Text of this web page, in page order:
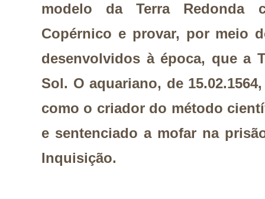
modelo da Terra Redonda
Copérnico e provar, por meio
desenvolvidos à época, que a
Sol. O aquariano, de
como o criador do método
e sentenciado a mofar na
Inquisição.